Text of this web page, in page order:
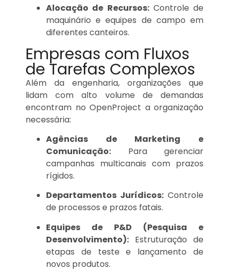
Alocação de Recursos:Controle de
maquinário e equipes de campo em
diferentes canteiros.
Empresas com Fluxos
de Tarefas Complexos
Além da engenharia, organizações que
lidam com alto volume de demandas
encontram no OpenProject a organização
necessária:
Agências de Marketing e
Comunicação: Para gerenciar
campanhas multicanais com prazos
rígidos.
Departamentos Jurídicos: Controle
de processos e prazos fatais.
Equipes de P&D (Pesquisa e
Desenvolvimento): Estruturação de
etapas de teste e lançamento de
novos produtos.